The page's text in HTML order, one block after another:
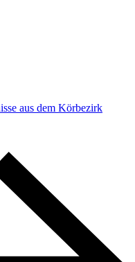
aus dem Körbezirk